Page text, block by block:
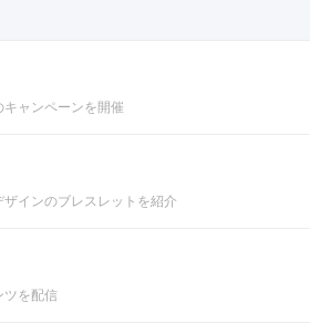
ャンペーンを開催
インのブレスレットを紹介
ツを配信